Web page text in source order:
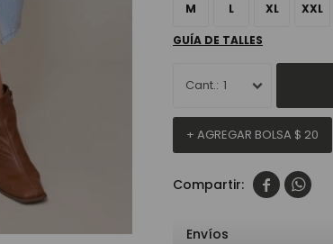
M L XL XXL
GUÍA DE TALLES
1
+ AGREGAR BOLSA $ 20
 
Envíos